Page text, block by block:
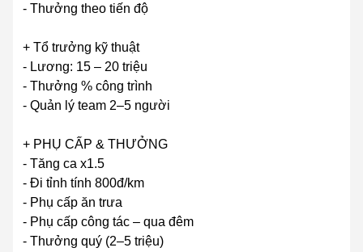
- Thưởng theo tiến độ
+ Tổ trưởng kỹ thuật
- Lương: 15 – 20 triệu
- Thưởng % công trình
- Quản lý team 2–5 người
+ PHỤ CẤP & THƯỞNG
- Tăng ca x1.5
- Đi tỉnh tính 800đ/km
- Phụ cấp ăn trưa
- Phụ cấp công tác – qua đêm
- Thưởng quý (2–5 triệu)